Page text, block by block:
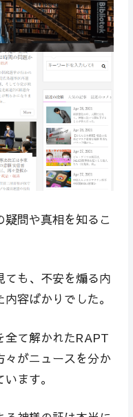
疑問や真相を知るこ
ても、不安を煽る内
容ばかりでした。
全て解かれたRAPT
々がニュースを分か
ます。